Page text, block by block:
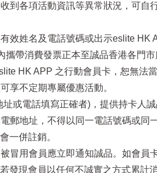
到各項活動資訊等異常狀況，可
效姓名及電話號碼或出示eslite HK
帶消費發票正本至誠品香港各門
HK APP 之行動會員卡，恕無法當
享不定期專屬優惠活動。
或電話填寫正確者)，提供持卡人
郵地址，不得以同一電話號碼或
一併註銷。
冒用會員應立即通知誠品。如會
發現會員以任何不誠實之方式累